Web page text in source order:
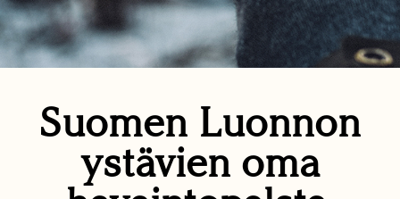
Suomen Luonnon
ystävien oma